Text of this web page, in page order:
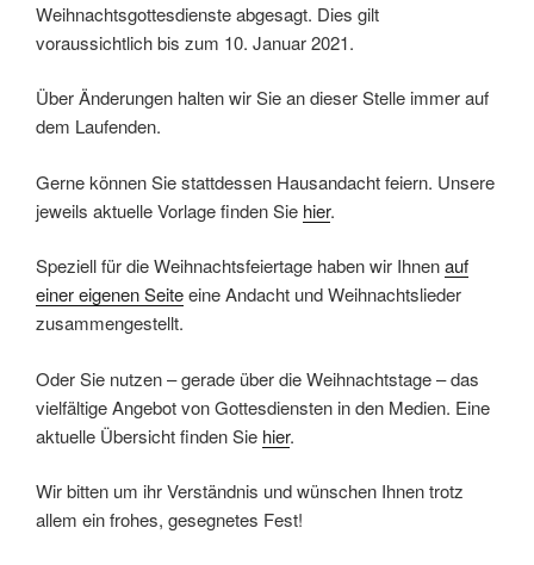
Weihnachtsgottesdienste abgesagt. Dies gilt
voraussichtlich bis zum 10. Januar 2021.
Über Änderungen halten wir Sie an dieser Stelle immer auf
dem Laufenden.
Gerne können Sie stattdessen Hausandacht feiern. Unsere
jeweils aktuelle Vorlage finden Sie hier.
Speziell für die Weihnachtsfeiertage haben wir Ihnenauf
einer eigenen Seiteeine Andacht und Weihnachtslieder
zusammengestellt.
Oder Sie nutzen – gerade über die Weihnachtstage – das
vielfältige Angebot von Gottesdiensten in den Medien. Eine
aktuelle Übersicht finden Sie hier.
Wir bitten um ihr Verständnis und wünschen Ihnen trotz
allem ein frohes, gesegnetes Fest!